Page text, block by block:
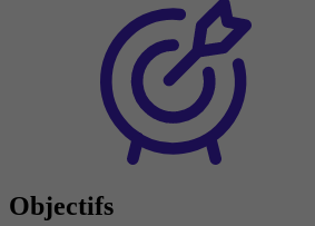
Objectifs